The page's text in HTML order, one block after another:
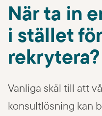
När ta in
i stället
rekrytera?
Vanliga skäl till att
konsultlösning kan